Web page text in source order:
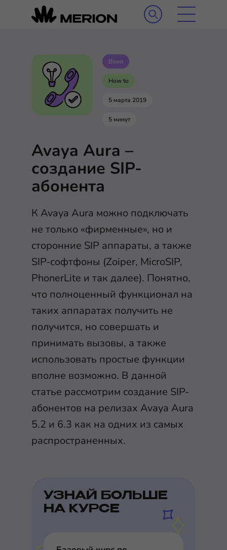
Воип
How to
5 марта 2019
5 минут
Avaya Aura –
создание SIP-
абонента
К Avaya Aura можно подключать
не только «фирменные», но и
сторонние SIP аппараты, а также
SIP-софтфоны (Zoiper, MicroSIP,
PhonerLite и так далее). Понятно,
что полноценный функционал на
таких аппаратах получить не
получится, но совершать и
принимать вызовы, а также
использовать простые функции
вполне возможно. В данной
статье рассмотрим создание SIP-
абонентов на релизах Avaya Aura
5.2 и 6.3 как на одних из самых
распространенных.
УЗНАЙ БОЛЬШЕ
НА КУРСЕ